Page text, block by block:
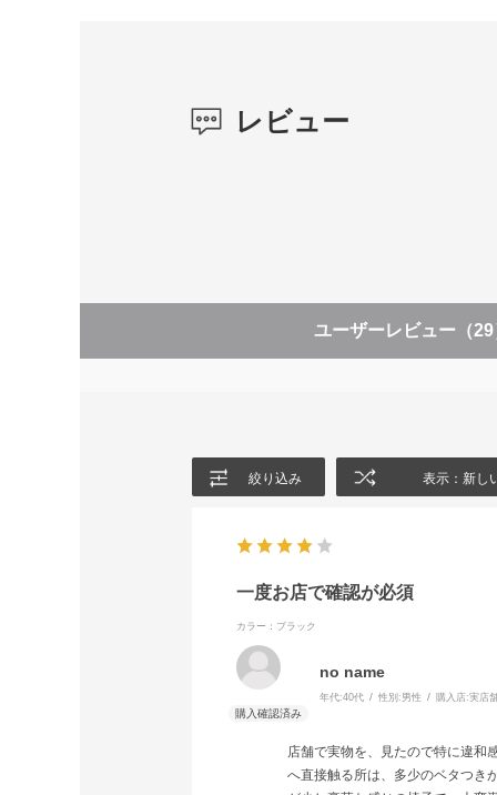
レビュー
ユーザーレビュー （
絞り込み 表示：新し
一度お店で確認が必須
カラー：ブラック
no name
年代:40代 性別: 男性 購入店:実店
店舗で実物を、見たので特に違和
へ直接触る所は、多少のベタつき